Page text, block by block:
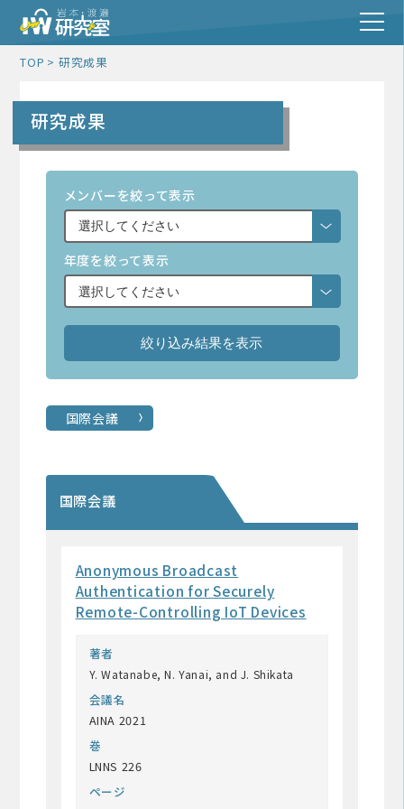
TOP 研究成果
研究成果
メンバーを絞って表示
年度を絞って表示
国際会議
国際会議
Anonymous Broadcast
Authentication for Securely
Remote-Controlling IoT Devices
著者
Y. Watanabe, N. Yanai, and J. Shikata
会議名
AINA 2021
巻
LNNS 226
ページ